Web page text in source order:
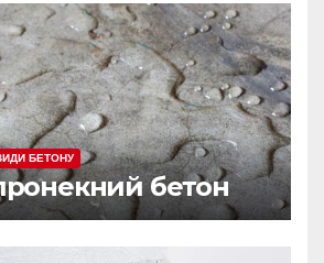
БЕТОНУ
бетон